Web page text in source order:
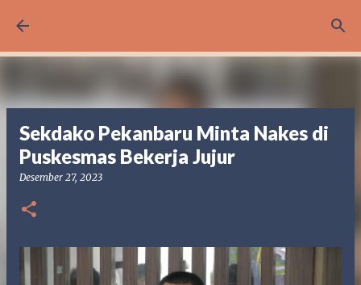
Sekdako Pekanbaru Minta Nakes di
Puskesmas Bekerja Jujur
Desember 27, 2023